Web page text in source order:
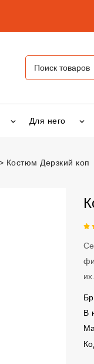
Для него
Костюм Дерзкий коп
В